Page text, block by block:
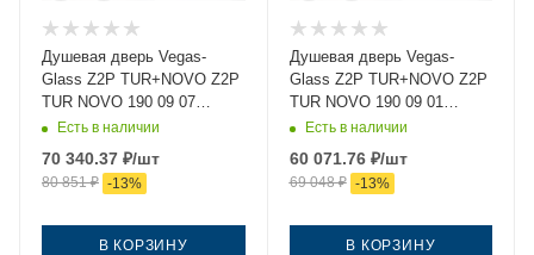
Душевая дверь Vegas-
Glass Z2P TUR+NOVO Z2P
TUR NOVO 190 09 07
190х200 стекло
тонированное профиль
золото
Есть в наличии
70 340.37 ₽/шт
80 851₽ -13%
В КОРЗИНУ
Душевая дверь Vegas-
Glass Z2P TUR+NOVO Z2P
TUR NOVO 190 09 01
190х200 стекло прозрачное
профиль золото
Есть в наличии
60 071.76₽/шт
69 048₽ -13%
В КОРЗИНУ